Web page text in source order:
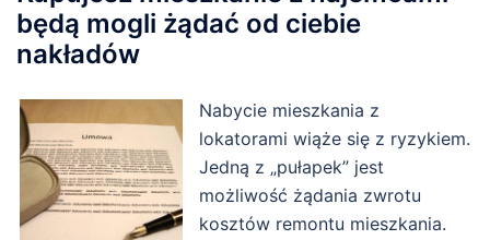
będą mogli żądać od ciebie
nakładów
Nabycie mieszkania z
lokatorami wiąże się z ryzykiem.
Jedną z „pułapek” jest
możliwość żądania zwrotu
kosztów remontu mieszkania.